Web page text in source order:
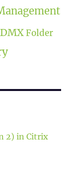
Folder
2) in Citrix